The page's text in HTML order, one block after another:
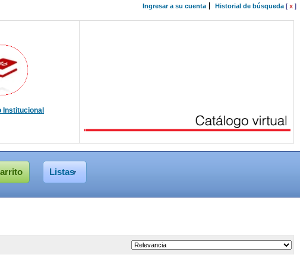
Ingresar a su cuenta Historial de búsqueda[ x ]
Institucional
Listas